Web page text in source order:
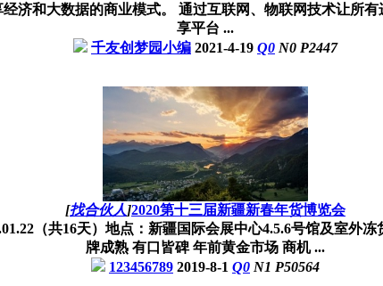
和大数据的商业模式。 通过互联网、物联网技术让所
享平台 ...
千友创梦园小编 2021-4-19 Q0 N0 P2447
[找合伙人]2020第十三届新疆新春年货博览会
（共16天）地点：新疆国际会展中心4.5.6号馆及室外
牌成熟 有口皆碑 年前黄金市场 商机 ...
123456789 2019-8-1 Q0 N1 P50564